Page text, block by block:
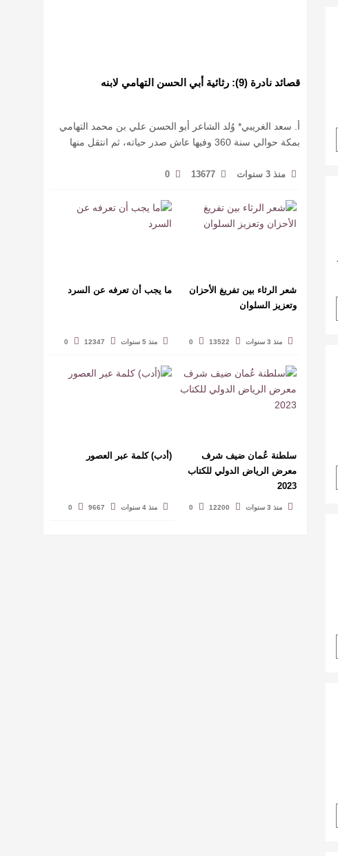
قصائد نادرة (9): رثائية أبي الحسن التهامي لابنه
أ. سعد الغريبي* وُلد الشاعر أبو الحسن علي بن محمد التهامي
بمكة حوالي سنة 360 وفيها عاش صدر حياته، ثم انتقل منها
منذ 3 سنوات 13677
0
شعر الرثاء بين تفريغ الأحزان
وتعزيز السلوان
منذ 3 سنوات 13522
0
ما يجب أن تعرفه عن السرد
منذ 5 سنوات 12347
0
سلطنة عُمان ضيف شرف
معرض الرياض الدولي للكتاب
2023
منذ 3 سنوات 12200
0
(أدب) كلمة عبر العصور
منذ 4 سنوات 9667
0